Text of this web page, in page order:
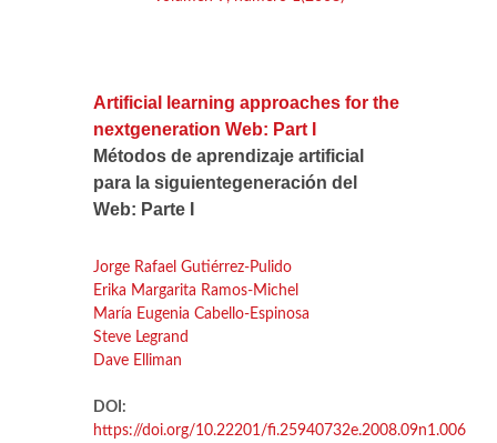
Artificial learning approaches for the
nextgeneration Web: Part I
Métodos de aprendizaje artificial
para la siguientegeneración del
Web: Parte I
Jorge Rafael Gutiérrez-Pulido
Erika Margarita Ramos-Michel
María Eugenia Cabello-Espinosa
Steve Legrand
Dave Elliman
DOI:
https://doi.org/10.22201/fi.25940732e.2008.09n1.006